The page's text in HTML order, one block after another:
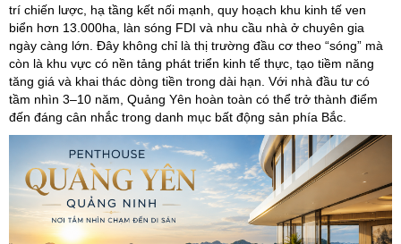
trí chiến lược, hạ tầng kết nối mạnh, quy hoạch khu kinh tế ven
biển hơn 13.000ha, làn sóng FDI và nhu cầu nhà ở chuyên gia
ngày càng lớn. Đây không chỉ là thị trường đầu cơ theo “sóng” mà
còn là khu vực có nền tảng phát triển kinh tế thực, tạo tiềm năng
tăng giá và khai thác dòng tiền trong dài hạn. Với nhà đầu tư có
tầm nhìn 3–10 năm, Quảng Yên hoàn toàn có thể trở thành điểm
đến đáng cân nhắc trong danh mục bất động sản phía Bắc.